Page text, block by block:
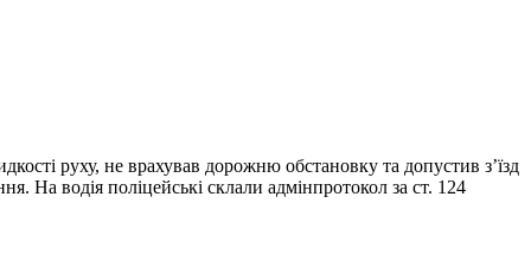
руху, не врахував дорожню обстановку та допустив з’їзд
На водія поліцейські склали адмінпротокол за ст. 124